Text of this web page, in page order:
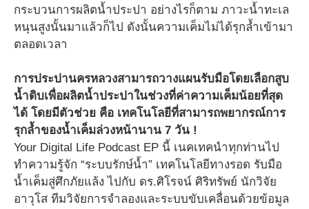
กระบวนการผลิตน้ำประปา อย่างไรก็ตาม ภาวะน้ำทะเล
หนุนสูงนั้นมาแล้วก็ไป ดังนั้นความเค็มไม่ได้รุกล้ำเข้ามา
ตลอดเวลา
การประปานครหลวงสามารถวางแผนรับมือโดยเลือกสูบ
น้ำดิบเพื่อผลิตน้ำประปาในช่วงที่ค่าความเค็มน้อยที่สุด
ได้ โดยมีตัวช่วย คือ เทคโนโลยีที่สามารถพยากรณ์การ
รุกล้ำของน้ำเค็มล่วงหน้านาน 7 วัน !
Your Digital Life Podcast EP นี้ เนคเทคนำทุกท่านไป
ทำความรู้จัก “ระบบรักษ์น้ำ” เทคโนโลยีทางรอด รับมือ
น้ำเค็มสู่ศึกภัยแล้ง ไปกับ ดร.ศิโรจน์ ศิริทรัพย์ นักวิจัย
อาวุโส ทีมวิจัยการจำลองและระบบขับเคลื่อนด้วยข้อมูล